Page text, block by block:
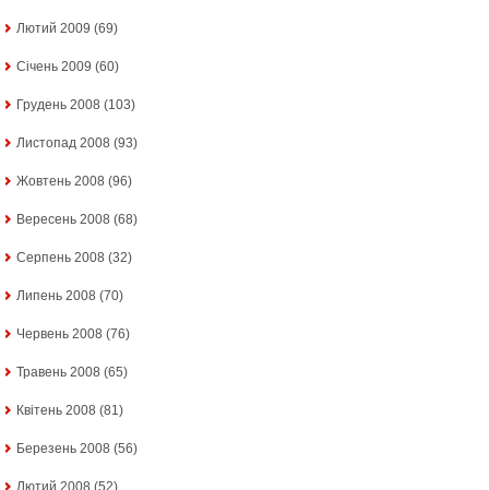
Лютий 2009 (69)
Січень 2009 (60)
Грудень 2008 (103)
Листопад 2008 (93)
Жовтень 2008 (96)
Вересень 2008 (68)
Серпень 2008 (32)
Липень 2008 (70)
Червень 2008 (76)
Травень 2008 (65)
Квітень 2008 (81)
Березень 2008 (56)